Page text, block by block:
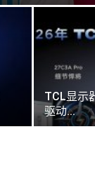
TCL显示
驱动...